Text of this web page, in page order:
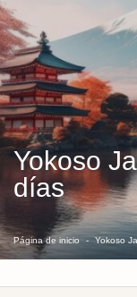
Yokoso
días
Página de inicio Yokoso